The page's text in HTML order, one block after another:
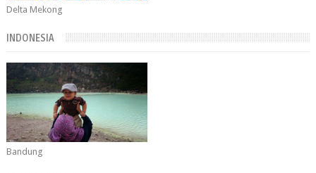
Delta Mekong
INDONESIA
Bandung